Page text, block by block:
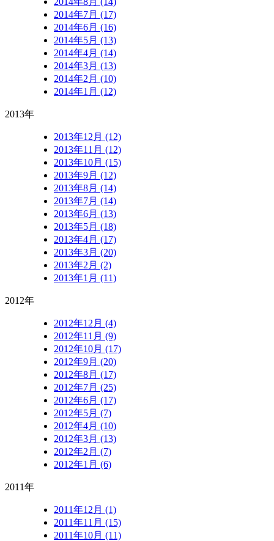
2014年7月 (17)
2014年6月 (16)
2014年5月 (13)
2014年4月 (14)
2014年3月 (13)
2014年2月 (10)
2014年1月 (12)
2013年
2013年12月 (12)
2013年11月 (12)
2013年10月 (15)
2013年9月 (12)
2013年8月 (14)
2013年7月 (14)
2013年6月 (13)
2013年5月 (18)
2013年4月 (17)
2013年3月 (20)
2013年2月 (2)
2013年1月 (11)
2012年
2012年12月 (4)
2012年11月 (9)
2012年10月 (17)
2012年9月 (20)
2012年8月 (17)
2012年7月 (25)
2012年6月 (17)
2012年5月 (7)
2012年4月 (10)
2012年3月 (13)
2012年2月 (7)
2012年1月 (6)
2011年
2011年12月 (1)
2011年11月 (15)
2011年10月 (11)